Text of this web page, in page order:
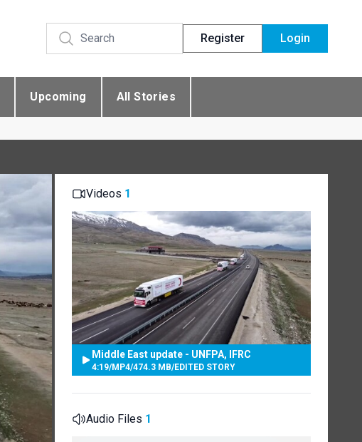
Register Login
Upcoming All Stories
Videos 1
Middle East update - UNFPA, IFRC
4:19/MP4/474.3 MB/EDITED STORY
Audio Files 1